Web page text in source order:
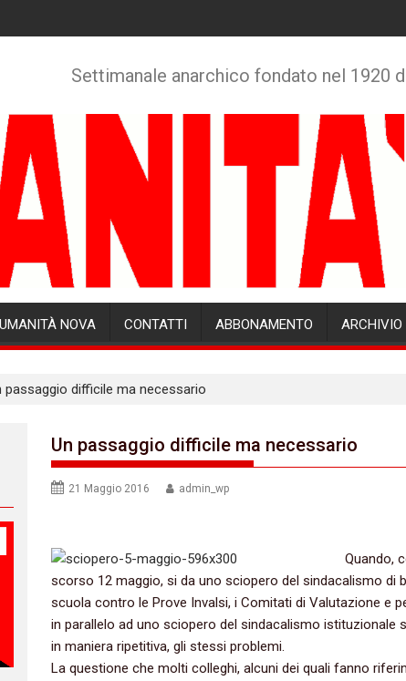
Settimanale anarchico fondato nel 1920
NOVA CONTATTI ABBONAMENTO ARCHIVIO
passaggio difficile ma necessario
Un passaggio difficile ma necessario
21 Maggio 2016 admin_wp
Quando,‭
scorso‭ ‬12‭ ‬maggio,‭ ‬si da uno sciopero del sindacalismo di
scuola contro le Prove Invalsi,‭ ‬i Comitati di Valutazione e
‬in parallelo ad uno sciopero del sindacalismo istituzionale
in maniera ripetitiva,‭ ‬gli stessi problemi.
La questione che molti colleghi,‭ ‬alcuni dei quali fanno